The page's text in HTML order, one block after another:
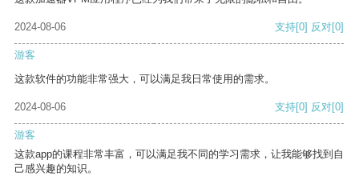
2024-08-06 支持[0] 反对[0]
游客
这款软件的功能非常强大，可以满足我日常使用的需求。
2024-08-06 支持[0] 反对[0]
游客
这款app的课程非常丰富，可以满足我不同的学习需求，让我能够找到自
己感兴趣的知识。